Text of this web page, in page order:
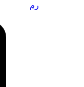
رم